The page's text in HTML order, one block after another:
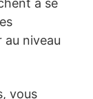
à se
au niveau
vous